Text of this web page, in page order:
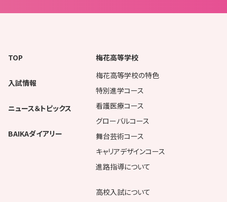
TOP
入試情報
ニュース＆トピックス
BAIKAダイアリー
梅花高等学校
梅花高等学校の特色
特別進学コース
看護医療コース
グローバルコース
舞台芸術コース
キャリアデザインコース
進路指導について
高校入試について